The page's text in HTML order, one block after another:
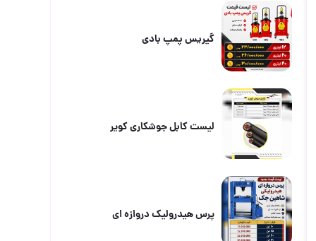
گیریس پمپ بادی
لیست کابل جوشکاری کویر
پرس هیدرولیک دروازه ای